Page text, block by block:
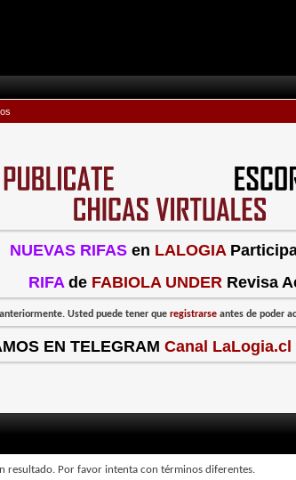
NUEVAS RIFAS en LALOGIA
RIFA de FABIOLA UNDER Revisa
Usted puede tener que registrarse antes de poder
EN TELEGRAM Canal LaLogia.cl
resultado. Por favor intenta con términos diferentes.